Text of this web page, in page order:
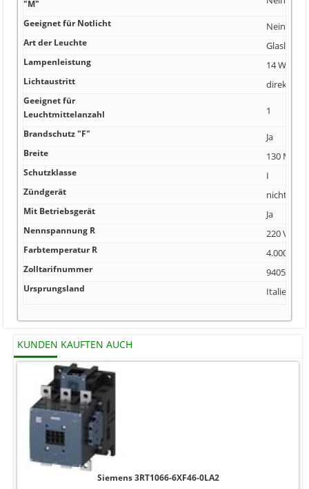
"M"
Geeignet für Notlicht Nein
Art der Leuchte
Lampenleistung 14 Watt
Lichtaustritt direkt
Geeignet für
Leuchtmittelanzahl
1
Brandschutz "F" Ja
Breite 130
Schutzklasse I
Zündgerät nicht
Mit Betriebsgerät Ja
Nennspannung R 220 Volt
Farbtemperatur R 4.000
Zolltarifnummer 94054099
Ursprungsland Italien
KUNDEN KAUFTEN AUCH
Siemens 3RT1066-6XF46-0LA2